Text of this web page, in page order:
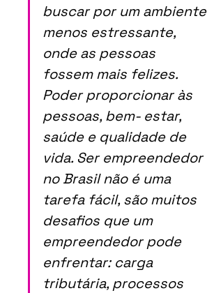
buscar por um ambiente
menos estressante,
onde as pessoas
fossem mais felizes.
Poder proporcionar às
pessoas, bem- estar,
saúde e qualidade de
vida. Ser empreendedor
no Brasil não é uma
tarefa fácil, são muitos
desafios que um
empreendedor pode
enfrentar: carga
tributária, processos